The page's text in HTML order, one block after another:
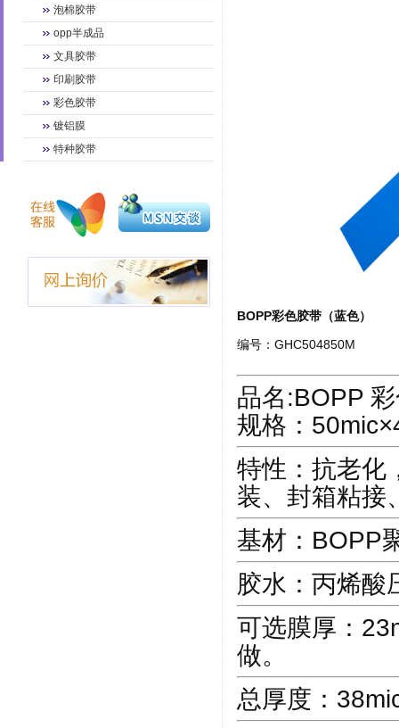
泡棉胶带
opp半成品
文具胶带
印刷胶带
彩色胶带
镀铝膜
特种胶带
BOPP彩色胶带（蓝色）
编号：GHC504850M
品名:BOPP
规格：
特性：抗老化
装、封箱粘接
基材：BOPP
胶水：丙烯酸
可选膜厚：
做。
总厚度：